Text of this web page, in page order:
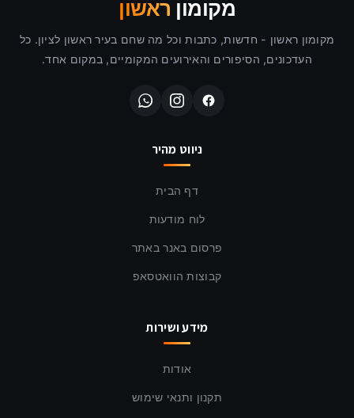
מקומון ראשון
מקומון ראשון - חדשות, כתבות וכל מה שחם בעיר ראשון לציון. כל
העדכונים, הסיפורים והאירועים המקומיים, במקום אחד.
ניווט מהיר
דף הבית
לוח מודעות
פרסום באנר באתר
קבוצות הוואטסאפ
מידע ושירות
אודות
תקנון ותנאי שימוש